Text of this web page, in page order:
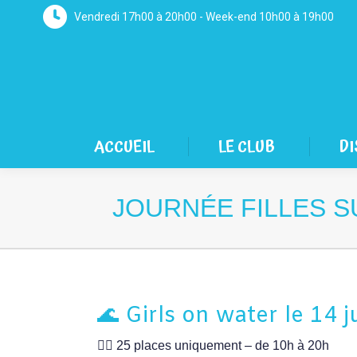
Vendredi 17h00 à 20h00 - Week-end 10h00 à 19h00
ACCUEIL LE CLUB
JOURNÉE FILLES
🌊 Girls on water le 14
👯‍♀️ 25 places uniquement – de 10h à 20h